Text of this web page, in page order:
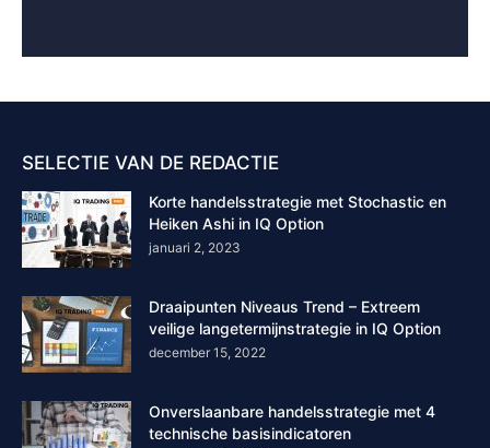
SELECTIE VAN DE REDACTIE
Korte handelsstrategie met Stochastic en
Heiken Ashi in IQ Option
januari 2, 2023
Draaipunten Niveaus Trend – Extreem
veilige langetermijnstrategie in IQ Option
december 15, 2022
Onverslaanbare handelsstrategie met 4
technische basisindicatoren